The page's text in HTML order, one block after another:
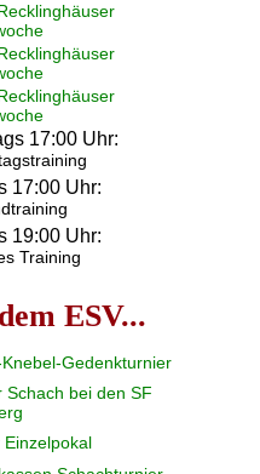
17:00 Uhr:
17:00 Uhr:
19:00 Uhr:
Training
ESV...
Gedenkturnier
Schach bei den SF
Einzelpokal